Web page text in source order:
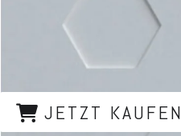
JETZT KAUFEN